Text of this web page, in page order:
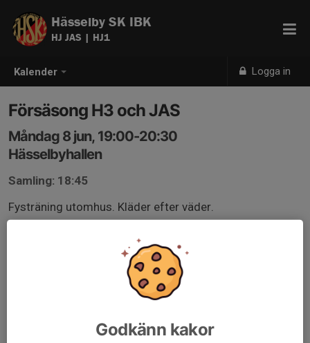
Kalender Logga in
Hässelby SK IBK
HJ JAS | HJ1
Försäsong H3 och JAS
Måndag 8 jun, 19:00-20:30
Hässelbyhallen
Samling: 18:45
Fysträning utomhus. Kläder efter väder.
Godkänn kakor